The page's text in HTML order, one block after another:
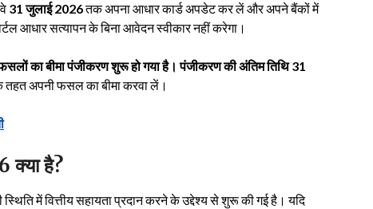
31 जुलाई 2026तक अपना आधार कार्ड अपडेट कर लें और अपने बैंकों में
आधार सत्यापन के बिना आवेदन स्वीकार नहीं करेगा।
का बीमा पंजीकरण शुरू हो गया है। पंजीकरण की अंतिम तिथि 31
अपनी फसल का बीमा करवा लें।
क्या है?
में वित्तीय सहायता प्रदान करने के उद्देश्य से शुरू की गई है। यदि